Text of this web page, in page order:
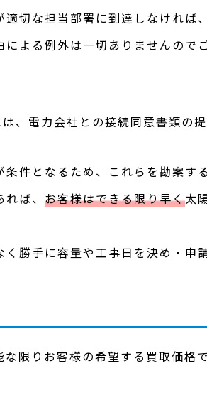
適切な担当部署に到達しなけれ
よる例外は一切ありませんので
、電力会社との接続同意書類の
件となるため、これらを勘案する
ば、 お客様はできる限り早く太
く勝手に容量や工事日を決め・申
限りお客様の希望する買取価格